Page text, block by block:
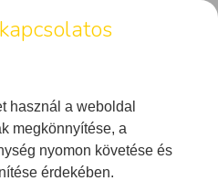
használ a weboldal
megkönnyítése, a
nyomon követése és
érdekében.